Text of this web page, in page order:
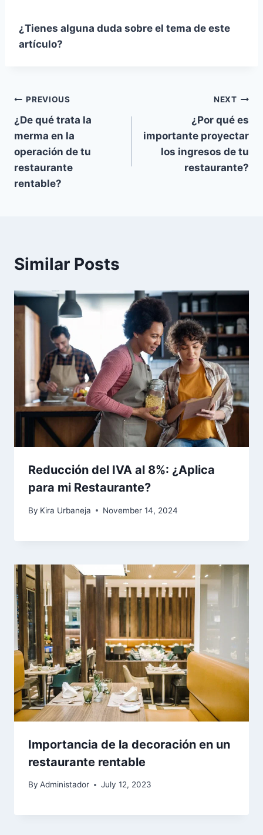
¿Tienes alguna duda sobre el tema de este
artículo?
Post
navigation
PREVIOUS
¿De qué trata la
merma en la
operación de tu
restaurante
rentable?
NEXT
¿Por qué es
importante proyectar
los ingresos de tu
restaurante?
Similar Posts
Reducción del IVA al 8%: ¿Aplica
para mi Restaurante?
By Kira Urbaneja November 14, 2024
Importancia de la decoración en un
restaurante rentable
By Administador July 12, 2023